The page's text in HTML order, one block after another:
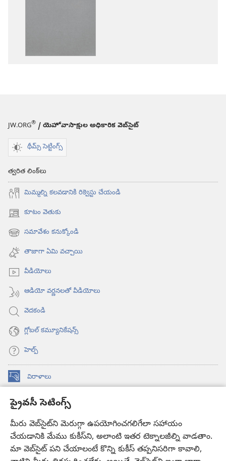
ప్రైవసీ సెటింగ్స్
మీరు వెబ్‌సైట్‌ని మెరుగ్గా ఉపయోగించగలిగేలా సహాయం
చేయడానికి మేము కుకీస్‌ని, అలాంటి ఇతర టెక్నాలజీల్ని వాడతాం.
మా వెబ్‌సైట్‌ పని చేయాలంటే కొన్ని కుకీస్‌ తప్పనిసరిగా కావాలి,
JW.ORG® / యెహోవాసాక్షుల అధికారిక వెబ్‌సైట్‌
థీమ్స్ సెట్టింగ్స్
త్వరిత లింక్‌లు
మిమ్మల్ని కలవడానికి రిక్వెస్టు చేయండి
కూటం వెతుకు
(కొత్త
విండో
ఓపెన్‌
అవుతుంది)
సమావేశం కనుక్కోండి
(కొత్త
విండో
ఓపెన్‌
అవుతుంది)
తాజాగా ఏమి వచ్చాయి
వీడియోలు
ఆడియో వర్ణనలతో వీడియోలు
వెదకండి
గ్లోబల్‌ కమ్యూనికేషన్స్‌
హెల్ప్‌
విరాళాలు
(కొత్త
ఓపెన్‌ కావలికోట ఆన్‌లైన్‌ లైబ్రరీ
(కొత్త
విండో
ఓపెన్‌
అవుతుంది)
JW Hub
(కొత్త
విండో
ఓపెన్‌
JW లైబ్రరీ